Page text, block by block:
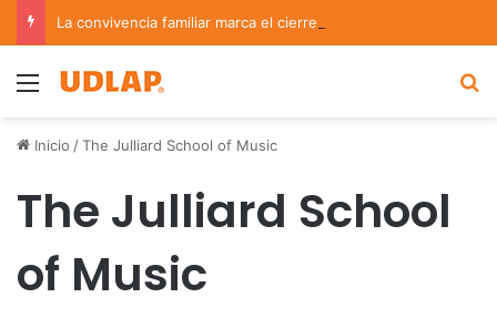
Menu
Inicio /The Julliard School of Music
The Julliard School
of Music